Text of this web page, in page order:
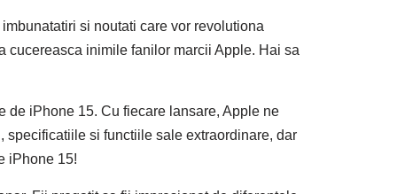
si noutati care vor revolutiona
cucereasca inimile fanilor marcii Apple. Hai sa
de iPhone 15. Cu fiecare lansare, Apple ne
specificatiile si functiile sale extraordinare, dar
iPhone 15!